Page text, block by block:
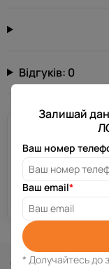
Відгуків: 0
Потрібна
Залиш свій номер
Схожі
Залишай
Ваш номер
Ваш email*
* Долучайтесь до